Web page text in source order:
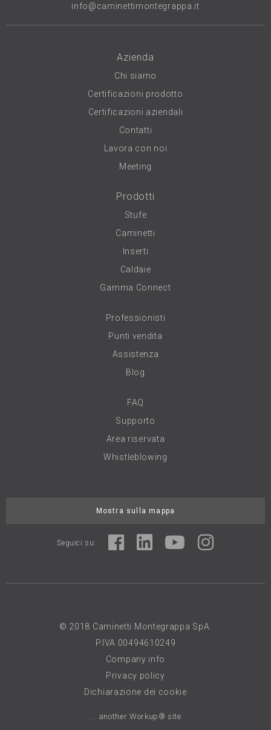
info@caminettimontegrappa.it
Azienda
Chi siamo
Certificazioni prodotto
Certificazioni aziendali
Contatti
Lavora con noi
Meeting
Prodotti
Stufe
Caminetti
Inserti
Caldaie
Gamma Connect
Professionisti
Punti vendita
Assistenza
Blog
FAQ
Supporto
Area riservata
Whistleblowing
Mostra sulla mappa
Seguici su:
© 2018 Caminetti Montegrappa SpA.
P.IVA 00494610249
Company info
Privacy policy
Dichiarazione dei cookie
... another Workup® site